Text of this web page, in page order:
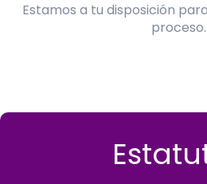
Estamos a tu disposición
proceso.